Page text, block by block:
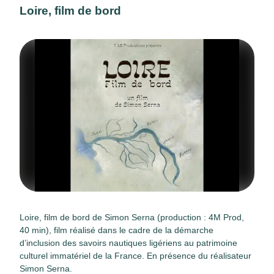
Loire, film de bord
Loire, film de bord de Simon Serna (production : 4M Prod,
40 min), film réalisé dans le cadre de la démarche
d’inclusion des savoirs nautiques ligériens au patrimoine
culturel immatériel de la France. En présence du réalisateur
Simon Serna.